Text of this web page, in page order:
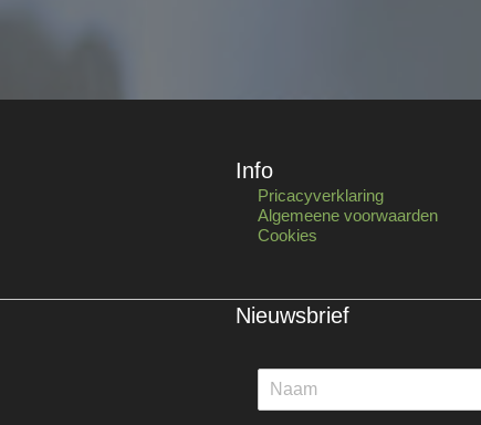
Info
Pricacyverklaring
Algemeene voorwaarden
Cookies
Nieuwsbrief